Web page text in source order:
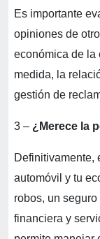
Es importante
opiniones de
económica de la
medida, la
gestión de
3 – ¿Merece la
Definitivamente,
automóvil y tu
robos, un
financiera y